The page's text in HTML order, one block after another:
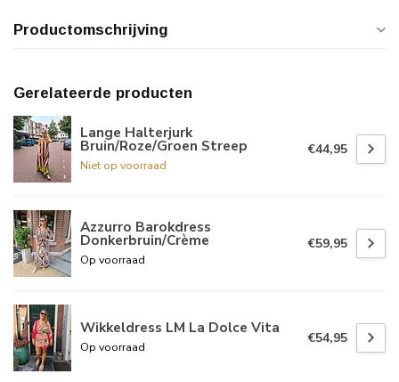
Productomschrijving
Gerelateerde producten
Lange Halterjurk
Bruin/Roze/Groen Streep
Niet op voorraad
€44,95
Azzurro Barokdress
Donkerbruin/Crème
Op voorraad
€59,95
Wikkeldress LM La Dolce Vita
Op voorraad
€54,95